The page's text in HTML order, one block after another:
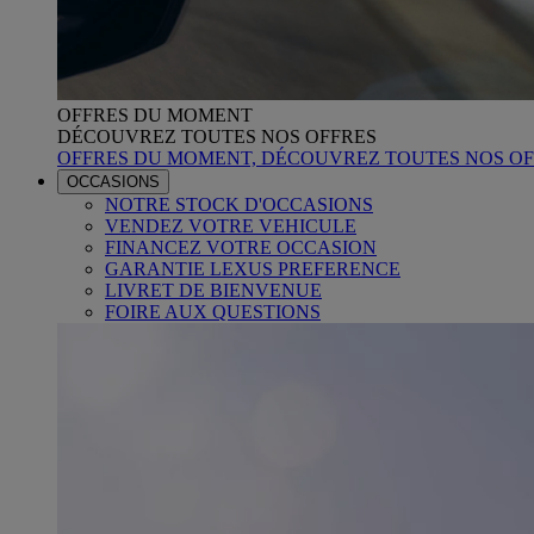
OFFRES DU MOMENT
DÉCOUVREZ TOUTES NOS OFFRES
OFFRES DU MOMENT, DÉCOUVREZ TOUTES NOS
OCCASIONS
NOTRE STOCK D'OCCASIONS
VENDEZ VOTRE VEHICULE
FINANCEZ VOTRE OCCASION
GARANTIE LEXUS PREFERENCE
LIVRET DE BIENVENUE
FOIRE AUX QUESTIONS